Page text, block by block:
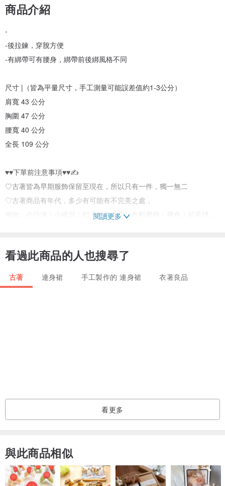
商品介紹
-
-後拉鍊，穿脫方便
-有綁帶可有腰身，綁帶前後綁風格不同
尺寸 |（皆為平量尺寸，手工測量可能誤差值約1-3公分）
肩寬 43 公分
胸圍 47 公分
腰寬 40 公分
全長 109 公分
♥♥下單前注意事項♥♥✍
♡古著皆為早期服飾保留至現在，所以只有一件，獨一無二
♡古著商品有年代，多少有可能有不完美之處，
例如：小污漬｜小破洞｜扣子脫落遺失｜布料磨損｜褪色｜起毛球...
♡商品售出一律不提供退貨換
閱讀更多
看過此商品的人也搜尋了
古著 連身裙 手工製作的 連身裙 衣著良品
看更多
與此商品相似